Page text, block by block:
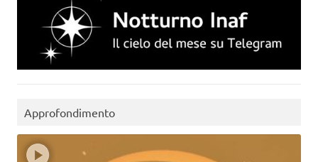
Approfondimento